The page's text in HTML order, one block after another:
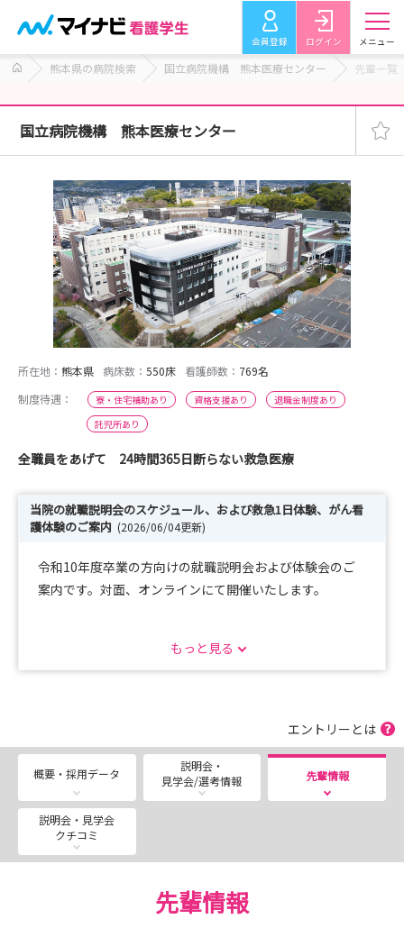
会員登録 ログイン メニュー
熊本県の病院検索 国立病院機構 熊本医療センター 先輩一覧
国立病院機構 熊本医療センター
所在地： 熊本県 病床数： 550床 看護師数： 769名
制度待遇：
寮・住宅補助あり 資格支援あり
退職金制度あり
託児所あり
全職員をあげて 24時間365日断らない救急医療
当院の就職説明会のスケジュール、および救急1日体験、がん看
護体験のご案内 (2026/06/04更新)
令和10年度卒業の方向けの就職説明会および体験会のご
案内です。対面、オンラインにて開催いたします。
令和８年12月25日（金）KMC版就職説明会 熊本医療セ
令和９年1月16日（土）病院見学 熊本医療センター 受
付期間：令和８年12月1日（火）～12月19日（土）
令和９年2月17日（水）KMC版就職説明会 熊本医療セン
ター 受付期間：令和９年1月1日（金）～1月27日（水）
令和９年2月18日（木）web版就職説明会 受付期間：令
和９年1月1日（金）～1月28日（木）
令和９年3月5日（金）病院見学 熊本医療センター 受
令和９年3月11日（木）KMC版就職説明会 熊本医療セン
もっと見る
エントリーとは
概要・採用データ
説明会・
見学会/選考情報
先輩情報
説明会・見学会
クチコミ
先輩情報